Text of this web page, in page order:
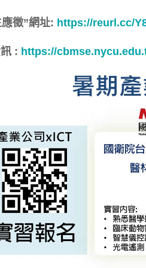
徵”網址: https://reurl.cc/
: https://